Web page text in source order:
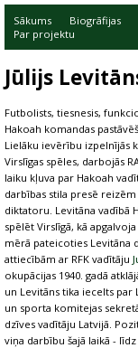
Sākums Biogrāfijas
Par projektu
Jūlijs
Futbolists, tiesnesis,
Hakoah komandas
Lielāku ievērību izpelnījās
Virslīgas spēles, darbojās
laiku kļuva par Hakoah
darbības stila presē
diktatoru. Levitāna vadībā
spēlēt Virslīgā, kā
mērā pateicoties Levitāna
attiecībām ar RFK vadītāju
okupācijas 1940. gadā
un Levitāns tika iecelts par
un sporta komitejas
dzīves vadītāju Latvijā.
viņa darbību šajā laikā -